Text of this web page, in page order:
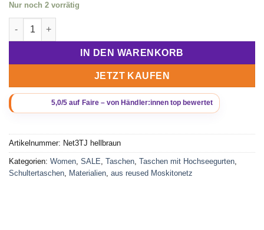
Nur noch 2 vorrätig
Beadbags Schultertasche aus reused Moskitonetz mit
IN DEN WARENKORB
JETZT KAUFEN
Artikelnummer: Net3TJ hellbraun
Kategorien: Women SALE Taschen Taschen mit Hochseegurten
Schultertaschen
Materialien aus reused Moskitonetz